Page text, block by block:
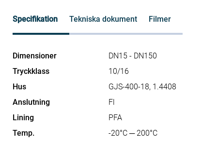
Specifikation Tekniska dokument Filmer
Dimensioner
DN15 - DN150
Tryckklass
10/16
Hus
GJS-400-18, 1.4408
Anslutning
Fl
Lining
PFA
Temp.
-20°C ─ 200°C